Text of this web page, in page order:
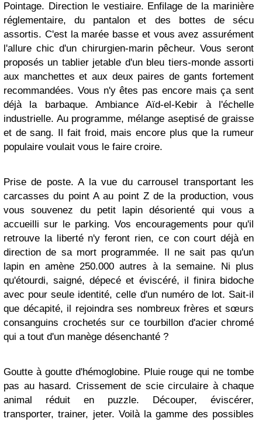
Pointage. Direction le vestiaire. Enfilage de la marinière
réglementaire, du pantalon et des bottes de sécu
assortis. C'est la marée basse et vous avez assurément
l'allure chic d'un chirurgien-marin pêcheur. Vous seront
proposés un tablier jetable d'un bleu tiers-monde assorti
aux manchettes et aux deux paires de gants fortement
recommandées. Vous n'y êtes pas encore mais ça sent
déjà la barbaque. Ambiance Aïd-el-Kebir à l'échelle
industrielle. Au programme, mélange aseptisé de graisse
et de sang. Il fait froid, mais encore plus que la rumeur
populaire voulait vous le faire croire.
Prise de poste. A la vue du carrousel transportant les
carcasses du point A au point Z de la production, vous
vous souvenez du petit lapin désorienté qui vous a
accueilli sur le parking. Vos encouragements pour qu'il
retrouve la liberté n'y feront rien, ce con court déjà en
direction de sa mort programmée. Il ne sait pas qu'un
lapin en amène 250.000 autres à la semaine. Ni plus
qu'étourdi, saigné, dépecé et éviscéré, il finira bidoche
avec pour seule identité, celle d'un numéro de lot. Sait-il
que décapité, il rejoindra ses nombreux frères et sœurs
consanguins crochetés sur ce tourbillon d'acier chromé
qui a tout d'un manège désenchanté ?
Goutte à goutte d'hémoglobine. Pluie rouge qui ne tombe
pas au hasard. Crissement de scie circulaire à chaque
animal réduit en puzzle. Découper, éviscérer,
transporter, trainer, jeter. Voilà la gamme des possibles